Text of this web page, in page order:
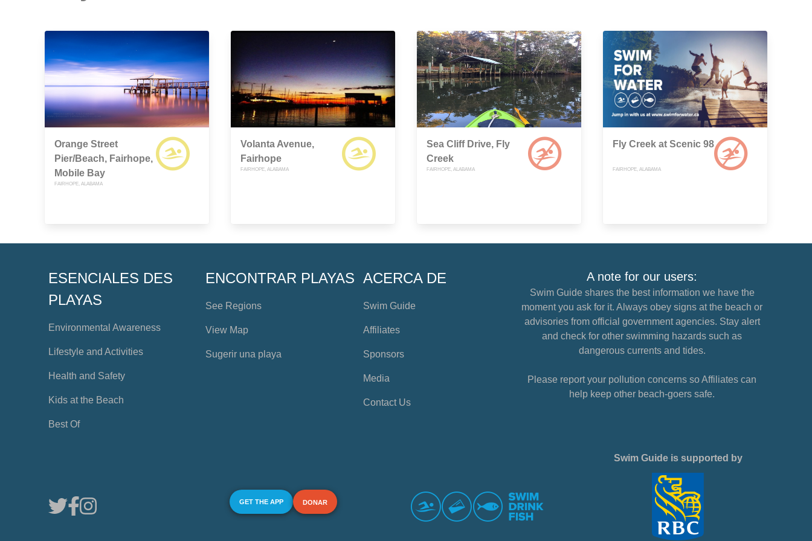
Orange Street
Pier/Beach, Fairhope,
Mobile Bay
FAIRHOPE, ALABAMA
Volanta Avenue,
Fairhope
FAIRHOPE, ALABAMA
Sea Cliff Drive, Fly
Creek
FAIRHOPE, ALABAMA
Fly Creek at Scenic 98
FAIRHOPE, ALABAMA
ESENCIALES DES
PLAYAS
Environmental Awareness
Lifestyle and Activities
Health and Safety
Kids at the Beach
Best Of
ENCONTRAR PLAYAS
See Regions
View Map
Sugerir una playa
ACERCA DE
Swim Guide
Affiliates
Sponsors
Media
Contact Us
A note for our users:
Swim Guide shares the best information we have the
moment you ask for it. Always obey signs at the beach or
advisories from official government agencies. Stay alert
and check for other swimming hazards such as
dangerous currents and tides.
Please report your pollution concerns so Affiliates can
help keep other beach-goers safe.
GET THE APP DONAR
Swim Guide is supported by